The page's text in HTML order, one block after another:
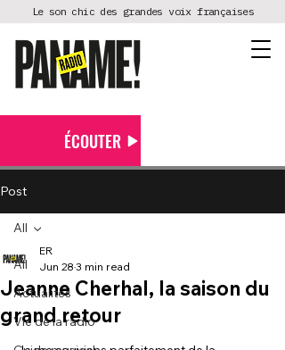
Le son chic des grandes voix françaises
ÉCOUTER
Post
All
Actualités
Vie de la radio
All
Jeanne Cherhal, la saison du
grand retour
ER
Jun 28 3 min read